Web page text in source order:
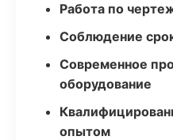
Работа по
Соблюдение
Современное
оборудование
опытом